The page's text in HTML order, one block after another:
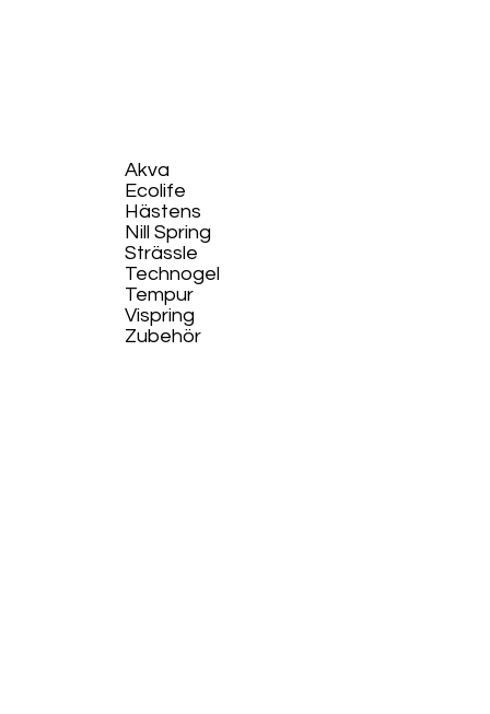
Akva
Ecolife​
Hästens
Nill Spring
Strässle
Technogel
Tempur
Vispring
Zubehör